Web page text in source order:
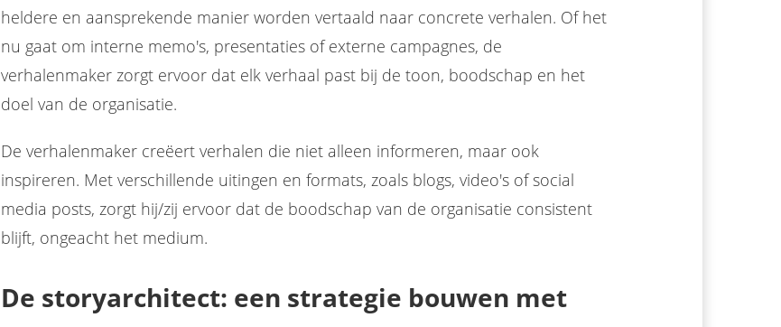
heldere en aansprekende manier worden vertaald naar concrete verhalen. Of het
nu gaat om interne memo's, presentaties of externe campagnes, de
verhalenmaker zorgt ervoor dat elk verhaal past bij de toon, boodschap en het
doel van de organisatie.
De verhalenmaker creëert verhalen die niet alleen informeren, maar ook
inspireren. Met verschillende uitingen en formats, zoals blogs, video's of social
media posts, zorgt hij/zij ervoor dat de boodschap van de organisatie consistent
blijft, ongeacht het medium.
De storyarchitect: een strategie bouwen met